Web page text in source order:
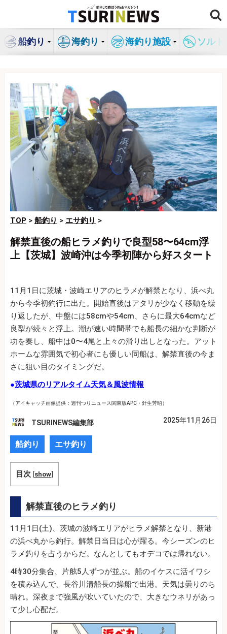
ン
船釣り 海釣り 海釣り施設 ソル
TOP > 船釣り > エサ釣り >
解禁直後の船ヒラメ釣りで良型58〜64cm浮
上【茨城】波崎沖は今季初陣から好スタート
11月1日に茨城・波崎エリアのヒラメが解禁となり、浜べ丸
から今季初釣行に出た。開始直後はアタリが少なく移動を繰
り返したが、中盤には58cmや54cm、さらに最大64cmなど
良型が続々と浮上。潮が速い時間帯でも船長の細かな判断が
功を奏し、船中は0〜4尾と上々の滑り出しとなった。アット
ホームな雰囲気で初心者にも優しい同船は、解禁直後の今ま
さに狙い目のタイミングだ。
●茨城県のリアルタイム天気＆風波情報
（アイキャッチ画像提供：週刊つりニュース関東版APC・針生芳昭）
TSURINEWS編集部 2025年11月26日
船釣り エサ釣り
目次 [show]
解禁直後のヒラメ釣り
11月1日(土)、茨城の波崎エリアがヒラメ解禁となり、新港
の浜べ丸から釣行。解禁日当日は心が躍る。今シーズンのヒ
ラメ釣りを占うからだ。なんとしてもオデコでは帰れない。
4時30分集合、片舷5人ずつが並ぶ。船のイケスに活イワシ
を積み込んで、長谷川清船長の操船で出港。天気は曇りのち
晴れ。深夜まで強風が吹いていたので、大きなウネリがあっ
て少し心配だ。